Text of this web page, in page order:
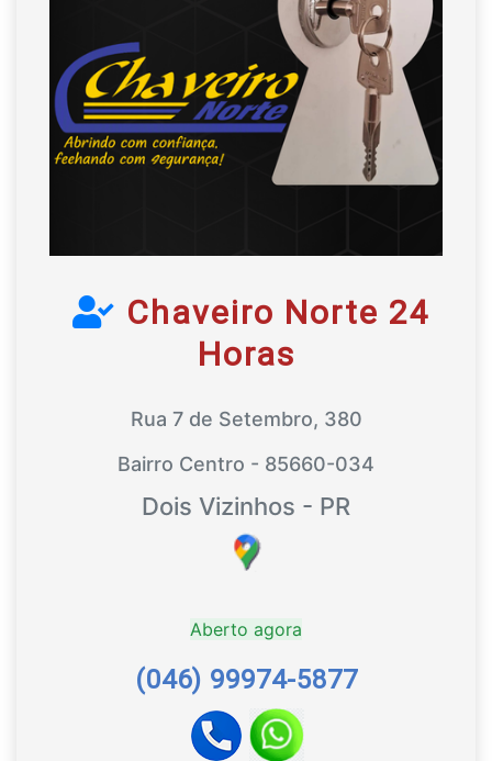
Chaveiro Norte 24
Horas
Rua 7 de Setembro, 380
Bairro Centro - 85660-034
Dois Vizinhos - PR
Aberto agora
(046) 99974-5877